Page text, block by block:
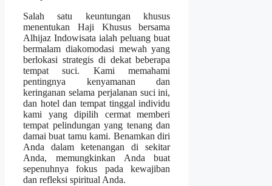
Salah satu keuntungan khusus
menentukan Haji Khusus bersama
Alhijaz Indowisata ialah peluang buat
bermalam diakomodasi mewah yang
berlokasi strategis di dekat beberapa
tempat suci. Kami memahami
pentingnya kenyamanan dan
keringanan selama perjalanan suci ini,
dan hotel dan tempat tinggal individu
kami yang dipilih cermat memberi
tempat pelindungan yang tenang dan
damai buat tamu kami. Benamkan diri
Anda dalam ketenangan di sekitar
Anda, memungkinkan Anda buat
sepenuhnya fokus pada kewajiban
dan refleksi spiritual Anda.